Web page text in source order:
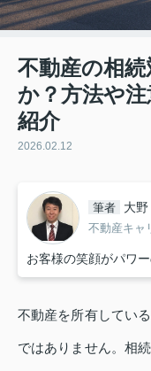
不動産の相
か？方法や
紹介
2026.02.12
筆者 大
不動産キャ
お客様の笑顔がパワー
不動産を所有してい
ではありません。相